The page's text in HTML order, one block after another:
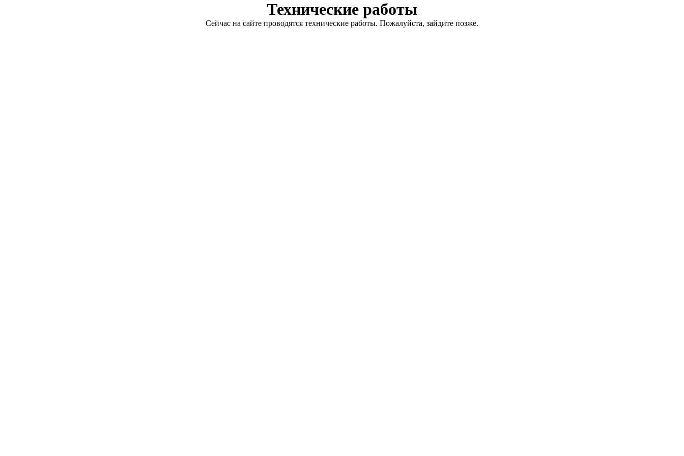
Технические работы
Сейчас на сайте проводятся технические работы. Пожалуйста, зайдите позже.